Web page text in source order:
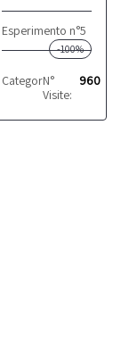
Esperimento n°5
-100%
Categoria: Altro
N°
Visite:
960